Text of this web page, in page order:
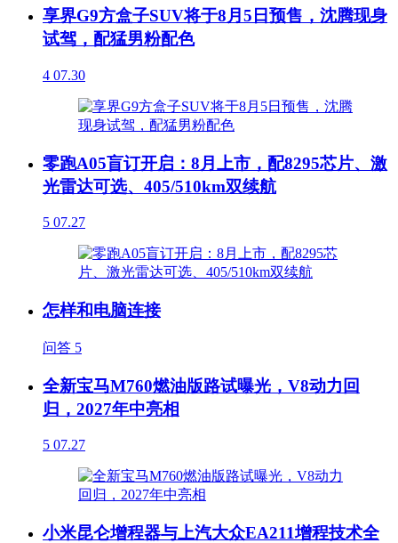
享界G9方盒子SUV将于8月5日预售，沈腾现身
试驾，配猛男粉配色
4 07.30
零跑A05盲订开启：8月上市，配8295芯片、激
光雷达可选、405/510km双续航
5 07.27
怎样和电脑连接
问答 5
全新宝马M760燃油版路试曝光，V8动力回
归，2027年中亮相
5 07.27
小米昆仑增程器与上汽大众EA211增程技术全